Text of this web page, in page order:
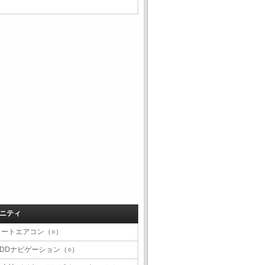
ティ
トエアコン（○）
ナビゲーション（○）